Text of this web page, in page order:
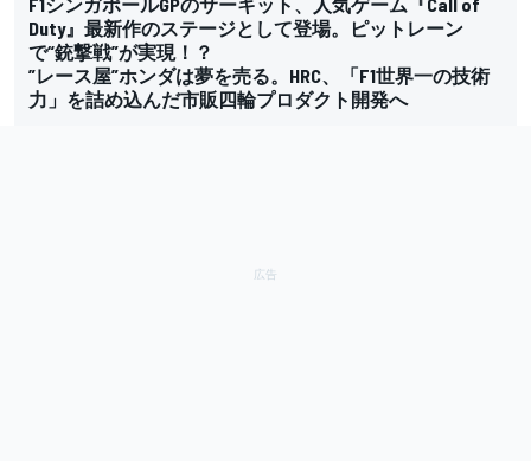
Duty』最新作のステージとして登場。ピットレーン
で“銃撃戦”が実現！？
”レース屋”ホンダは夢を売る。HRC、「F1世界一の技術
力」を詰め込んだ市販四輪プロダクト開発へ